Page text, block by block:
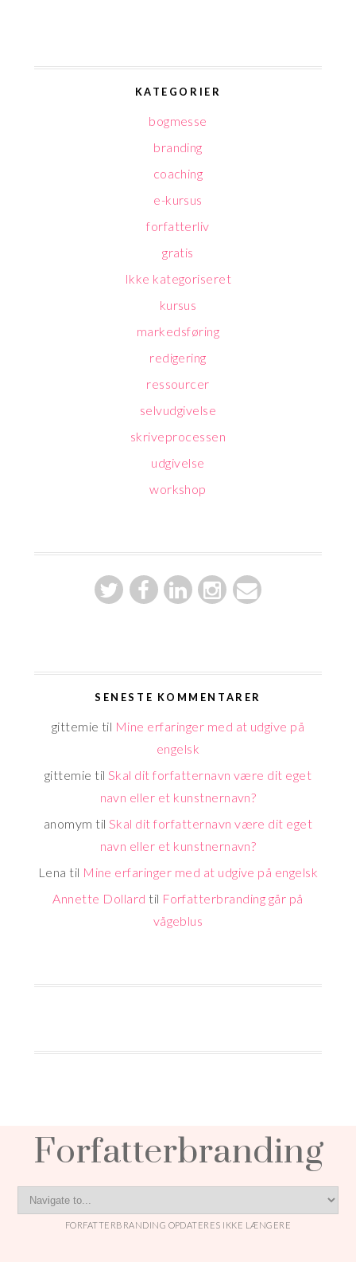
KATEGORIER
bogmesse
branding
coaching
e-kursus
forfatterliv
gratis
Ikke kategoriseret
kursus
markedsføring
redigering
ressourcer
selvudgivelse
skriveprocessen
udgivelse
workshop
SENESTE KOMMENTARER
gittemie til Mine erfaringer med at udgive på
engelsk
gittemie til Skal dit forfatternavn være dit eget
navn eller et kunstnernavn?
anomym til Skal dit forfatternavn være dit eget
navn eller et kunstnernavn?
Lena til Mine erfaringer med at udgive på engelsk
Annette Dollard til Forfatterbranding går på
vågeblus
Forfatterbranding
FORFATTERBRANDING OPDATERES IKKE LÆNGERE